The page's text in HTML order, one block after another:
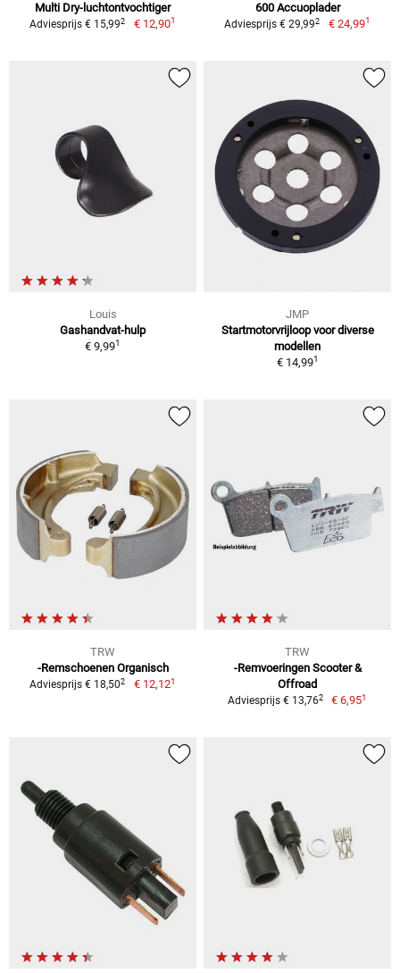
Multi Dry-luchtontvochtiger
Adviesprijs € 15,992 € 12,901
600 Accuoplader
Adviesprijs € 29,992 € 24,991
Louis
Gashandvat-hulp
€ 9,991
JMP
Startmotorvrijloop voor diverse
modellen
€ 14,991
TRW
-Remschoenen Organisch
Adviesprijs € 18,502 € 12,121
TRW
-Remvoeringen Scooter &
Offroad
Adviesprijs € 13,762 € 6,951